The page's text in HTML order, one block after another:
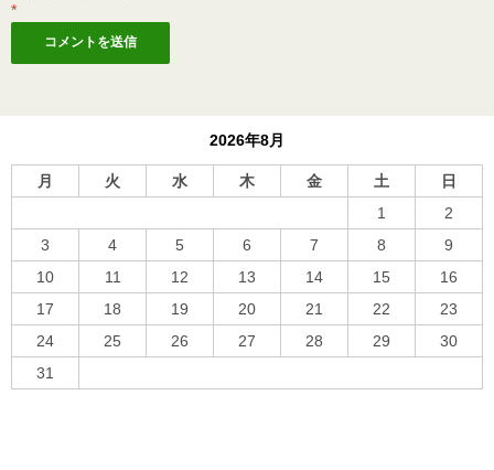
*
2026年8月
月 火 水 木 金 土
日
1
2
3
4 5 6 7 8
9
10
11 12 13 14 15
16
17
18 19 20 21 22
23
24
25 26 27 28 29
30
31